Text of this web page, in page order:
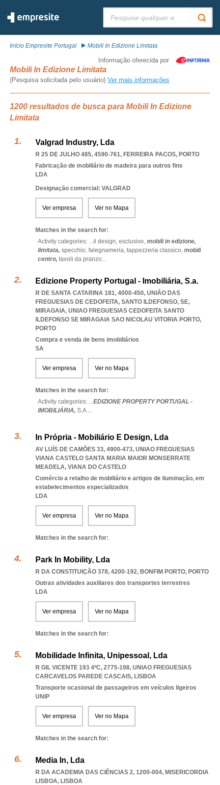
Início Empresite Portugal Mobili In Edizione Limitata
Informação oferecida por
Mobili In Edizione Limitata
(Pesquisa solicitada pelo usuário) Ver mais informações
1200 resultados de busca para Mobili In Edizione
Limitata
Valgrad Industry, Lda
R 25 DE JULHO 485, 4590-761, FERREIRA PACOS, PORTO
Fabricação de mobiliário de madeira para outros fins
LDA
Designação comercial: VALGRAD
Ver empresa Ver no Mapa
Matches in the search for:
Activity categories: ...il design, esclusivo, mobili in edizione,
limitata, specchio, falegnameria, tappezzeria classico, mobili
centro, tavoli da pranzo...
Edizione Property Portugal - Imobiliária, S.a.
R DE SANTA CATARINA 181, 4000-450, UNIÃO DAS
FREGUESIAS DE CEDOFEITA, SANTO ILDEFONSO, SE,
MIRAGAIA, UNIAO FREGUESIAS CEDOFEITA SANTO
ILDEFONSO SE MIRAGAIA SAO NICOLAU VITORIA PORTO,
PORTO
Compra e venda de bens imobiliários
SA
Ver empresa Ver no Mapa
Matches in the search for:
Activity categories: ...EDIZIONE PROPERTY PORTUGAL -
IMOBILIÁRIA, S.A....
In Própria - Mobiliário E Design, Lda
AV LUÍS DE CAMÕES 33, 4900-473, UNIAO FREGUESIAS
VIANA CASTELO SANTA MARIA MAIOR MONSERRATE
MEADELA, VIANA DO CASTELO
Comércio a retalho de mobiliário e artigos de iluminação, em
estabelecimentos especializados
LDA
Ver empresa Ver no Mapa
Matches in the search for:
Park In Mobility, Lda
R DA CONSTITUIÇÃO 378, 4200-192, BONFIM PORTO, PORTO
Outras atividades auxiliares dos transportes terrestres
LDA
Ver empresa Ver no Mapa
Matches in the search for:
Mobilidade Infinita, Unipessoal, Lda
R GIL VICENTE 193 4ºC, 2775-198, UNIAO FREGUESIAS
CARCAVELOS PAREDE CASCAIS, LISBOA
Transporte ocasional de passageiros em veículos ligeiros
UNIP
Ver empresa Ver no Mapa
Matches in the search for:
Media In, Lda
R DA ACADEMIA DAS CIÊNCIAS 2, 1200-004, MISERICORDIA
LISBOA, LISBOA